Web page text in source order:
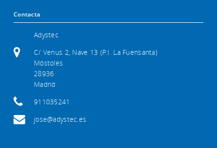
Contacta
Adystec
C/ Venus 2, Nave 13 (P.I. La Fuensanta)
Móstoles
28936
Madrid
911035241
jose@adystec.es